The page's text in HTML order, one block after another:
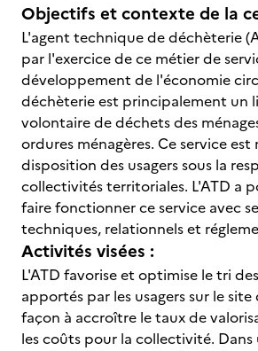
Objectifs et contexte de la
L'agent technique de déchèterie
par l'exercice de ce métier de
développement de l'économie
déchèterie est principalement un
volontaire de déchets des
ordures ménagères. Ce service est
disposition des usagers sous la
collectivités territoriales. L'ATD a
faire fonctionner ce service avec
techniques, relationnels et
Activités visées :
L'ATD favorise et optimise le tri
apportés par les usagers sur le
façon à accroître le taux de
les coûts pour la collectivité.